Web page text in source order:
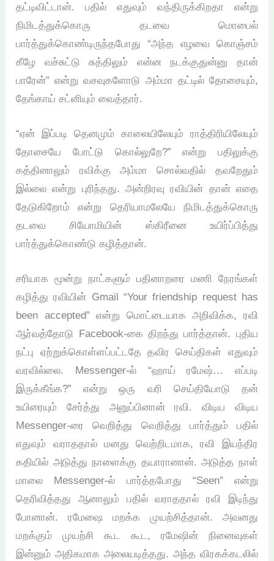
தட்டிவிட்டான். பதில் எதுவும் வந்திருக்கிறதா என்று
நிமிடத்துக்கொரு தடவை மொபைல்
பார்த்துக்கொண்டிருந்தபோது “அந்த எழவை கொஞ்சம்
கீழே வச்சுட்டு சுத்திலும் என்ன நடக்குதுன்னு தான்
பாரேன்” என்று வசவுகளோடு அம்மா தட்டில் தோசையும்,
தேங்காய் சட்னியும் வைத்தார்.
“ஏன் இப்படி தெனமும் காலையிலேயும் ராத்திரியிலேயும்
தோசையே போட்டு கொல்லுறே?” என்று பதிலுக்கு
கத்தினாலும் ரவிக்கு அம்மா சொல்வதில் தவறேதும்
இல்லை என்று புரிந்தது. அன்றிரவு ரவியின் தான் எதை
தேடுகிறோம் என்று தெரியாமலேயே நிமிடத்துக்கொரு
தடவை சியோமியின் ஸ்கிரீனை உயிர்ப்பித்து
பார்த்துக்கொண்டு கழித்தான்.
சரியாக மூன்று நாட்களும் பதினாறரை மணி நேரங்கள்
கழித்து ரவியின் Gmail “Your friendship request has
been accepted” என்று மொட்டையாக அறிவிக்க, ரவி
ஆர்வத்தோடு Facebook-கை திறந்து பார்த்தான். புதிய
நட்பு ஏற்றுக்கொள்ளப்பட்டதே தவிர செய்திகள் எதுவும்
வரவில்லை. Messenger-ல் “ஹாய் ரமேஷ்… எப்படி
இருக்கீங்க?” என்று ஒரு வரி செய்தியோடு தன்
உயிரையும் சேர்த்து அனுப்பினான் ரவி. விடிய விடிய
Messenger-ரை வெறித்து வெறித்து பார்த்தும் பதில்
எதுவும் வராததால் மனது வெற்றிடமாக, ரவி இயந்திர
கதியில் அடுத்து நாளைக்கு தயாரானான். அடுத்த நாள்
மாலை Messenger-ல் பார்த்தபோது “Seen” என்று
தெரிவித்தது ஆனாலும் பதில் வராததால் ரவி இடிந்து
போனான். ரமேஷை மறக்க முயற்சித்தான். அவனது
மறக்கும் முயற்சி கூட கூட, ரமேஷின் நினைவுகள்
இன்னும் அதிகமாக அலையடித்தது. அந்த விரகக்கடலில்